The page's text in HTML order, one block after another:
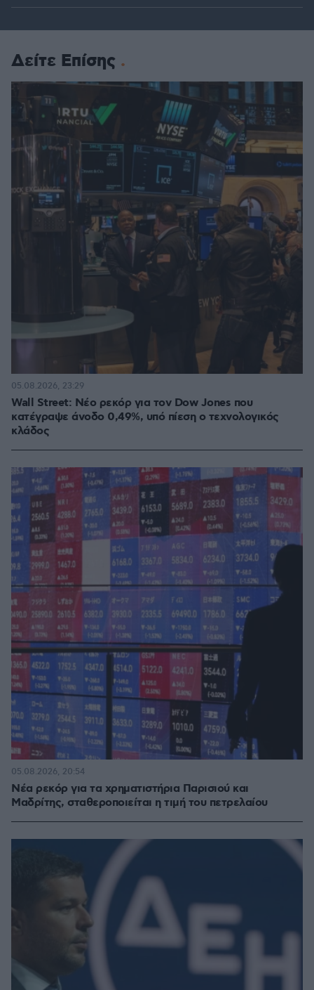
Δείτε Επίσης
Wall Street: Νέο ρεκόρ για τον Dow Jones που
κατέγραψε άνοδο 0,49%, υπό πίεση ο τεχνολογικός
κλάδος
05.08.2026, 23:29
Νέα ρεκόρ για τα χρηματιστήρια Παρισιού και
Μαδρίτης, σταθεροποιείται η τιμή του πετρελαίου
05.08.2026, 20:54